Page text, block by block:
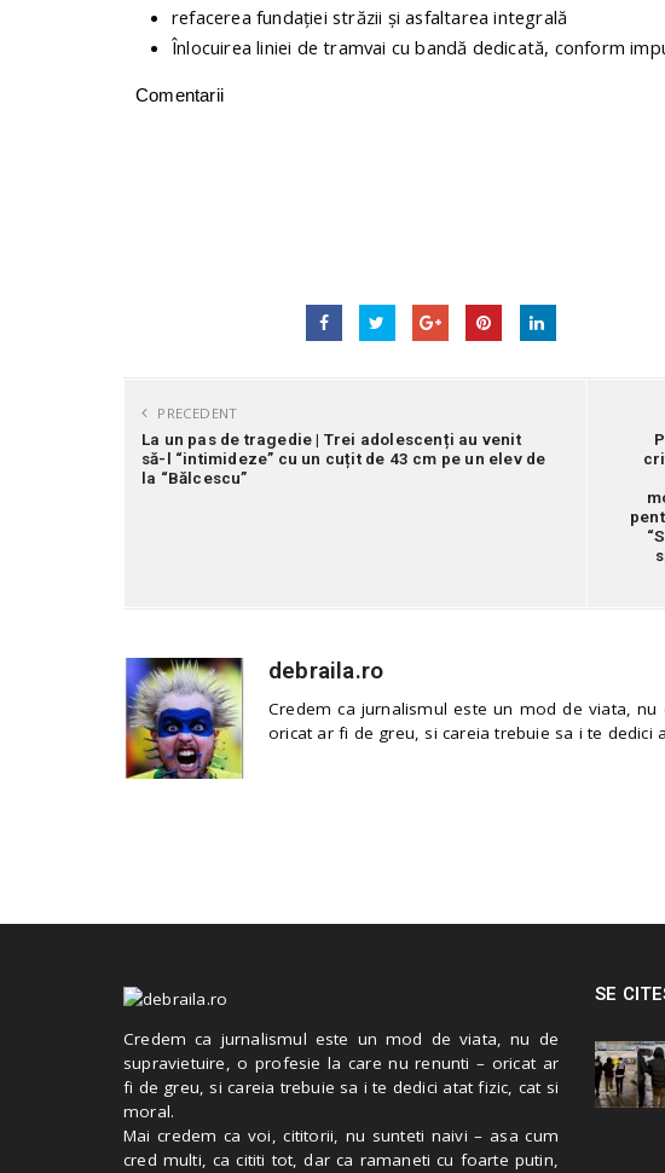
refacerea fundației străzii și asfaltarea integrală
Înlocuirea liniei de tramvai cu bandă dedicată, conform
Comentarii
PRECEDENT
La un pas de tragedie | Trei adolescenți au venit
să-l “intimideze” cu un cuțit de 43 cm pe un elev de
la “Bălcescu”
debraila.ro
Credem ca jurnalismul este un mod de viata,
oricat ar fi de greu, si careia trebuie sa i te dedici
Credem ca jurnalismul este un mod de viata, nu de
supravietuire, o profesie la care nu renunti – oricat ar
fi de greu, si careia trebuie sa i te dedici atat fizic, cat si
moral.
Mai credem ca voi, cititorii, nu sunteti naivi – asa cum
cred multi, ca cititi tot, dar ca ramaneti cu foarte putin,
SE